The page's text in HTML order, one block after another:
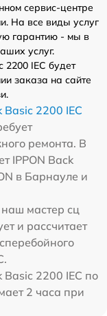
сервис-центре
На все виды услуг
гарантию - мы в
услуг.
2200 IEC будет
заказа на сайте
2200 IEC
ремонта. В
IPPON Back
в Барнауле и
мастер сц
и рассчитает
Basic 2200 IEC по
2 часа при